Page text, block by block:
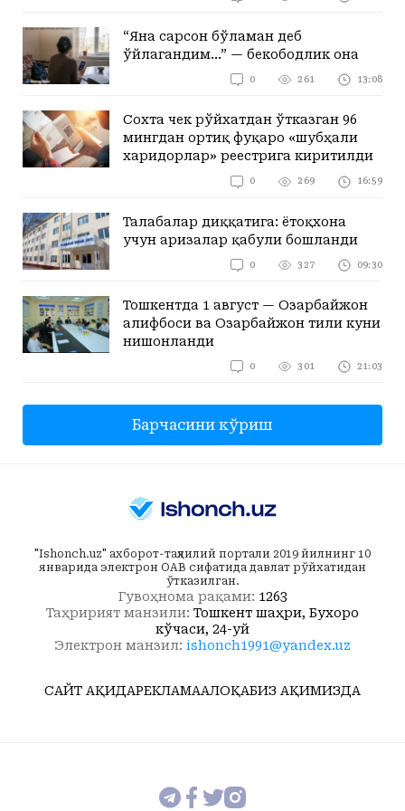
“Яна сарсон бўламан деб
ўйлагандим...” — бекободлик она
0 261 13:08
Сохта чек рўйхатдан ўтказган 96
мингдан ортиқ фуқаро «шубҳали
харидорлар» реестрига киритилди
0 269 16:59
Талабалар диққатига: ётоқхона
учун аризалар қабули бошланди
0 327 09:30
Тошкентда 1 август — Озарбайжон
алифбоси ва Озарбайжон тили куни
нишонланди
0 301 21:03
Барчасини кўриш
"Ishonch.uz" ахборот-таҳлилий портали 2019 йилнинг 10
январида электрон ОАВ сифатида давлат рўйхатидан
ўтказилган.
Гувоҳнома рақами: 1263
Таҳририят манзили: Тошкент шаҳри, Бухоро
кўчаси, 24-уй
Электрон манзил: ishonch1991@yandex.uz
САЙТ ҲАҚИДАРЕКЛАМААЛОҚАБИЗ ҲАҚИМИЗДА